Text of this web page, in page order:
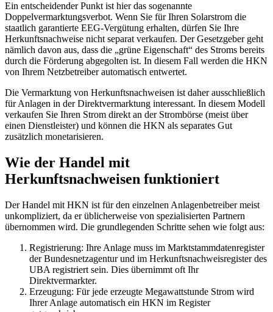
Ein entscheidender Punkt ist hier das sogenannte
Doppelvermarktungsverbot. Wenn Sie für Ihren Solarstrom die
staatlich garantierte EEG-Vergütung erhalten, dürfen Sie Ihre
Herkunftsnachweise nicht separat verkaufen. Der Gesetzgeber geht
nämlich davon aus, dass die „grüne Eigenschaft“ des Stroms bereits
durch die Förderung abgegolten ist. In diesem Fall werden die HKN
von Ihrem Netzbetreiber automatisch entwertet.
Die Vermarktung von Herkunftsnachweisen ist daher ausschließlich
für Anlagen in der Direktvermarktung interessant. In diesem Modell
verkaufen Sie Ihren Strom direkt an der Strombörse (meist über
einen Dienstleister) und können die HKN als separates Gut
zusätzlich monetarisieren.
Wie der Handel mit
Herkunftsnachweisen funktioniert
Der Handel mit HKN ist für den einzelnen Anlagenbetreiber meist
unkompliziert, da er üblicherweise von spezialisierten Partnern
übernommen wird. Die grundlegenden Schritte sehen wie folgt aus:
Registrierung: Ihre Anlage muss im Marktstammdatenregister
der Bundesnetzagentur und im Herkunftsnachweisregister des
UBA registriert sein. Dies übernimmt oft Ihr
Direktvermarkter.
Erzeugung: Für jede erzeugte Megawattstunde Strom wird
Ihrer Anlage automatisch ein HKN im Register